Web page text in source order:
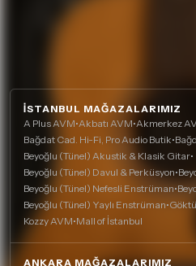
İSTANBUL MAĞAZALARIMIZ
A Plus AVM•Akbatı AVM•Akmerkez
Bağdat Cad. Hi-Fi, Pro Audio Butik•
Beyoğlu (Tünel) Akustik & Klasik Gitar•
Beyoğlu (Tünel) Davul & Perküsyon•
Beyoğlu (Tünel) Nefesli Enstrüman•
Beyoğlu (Tünel) Yaylı Enstrüman•
Kozzy AVM•Mall of İstanbul
ANKARA MAĞAZALARIMIZ